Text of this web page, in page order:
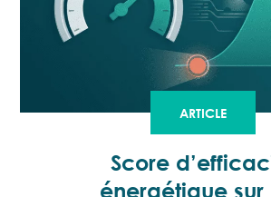
ARTICLE
Score
énergétique sur